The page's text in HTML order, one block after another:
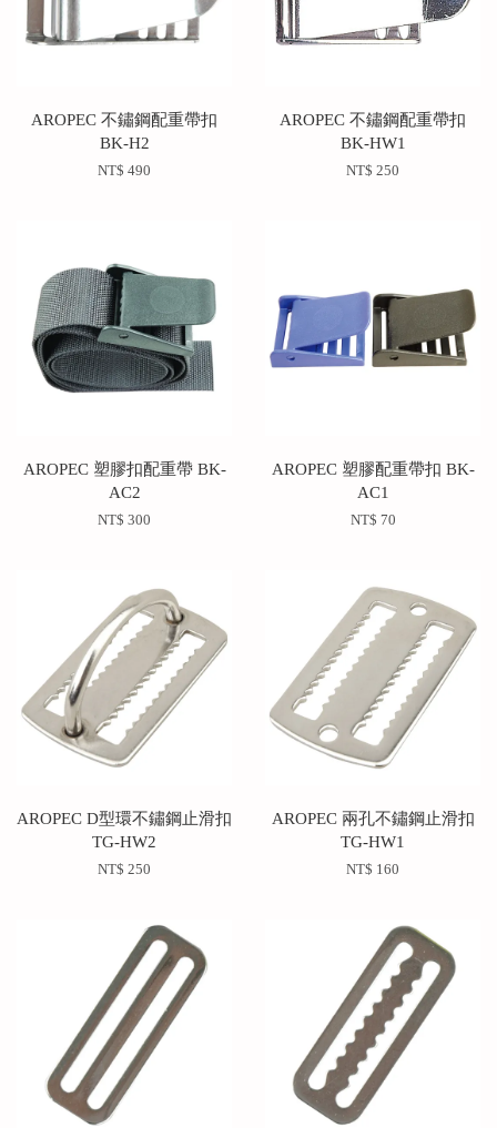
AROPEC 不鏽鋼配重帶扣
BK-H2
NT$ 490
AROPEC 不鏽鋼配重帶扣
BK-HW1
NT$ 250
AROPEC 塑膠扣配重帶 BK-
AC2
NT$ 300
AROPEC 塑膠配重帶扣 BK-
AC1
NT$ 70
AROPEC D型環不鏽鋼止滑扣
TG-HW2
NT$ 250
AROPEC 兩孔不鏽鋼止滑扣
TG-HW1
NT$ 160